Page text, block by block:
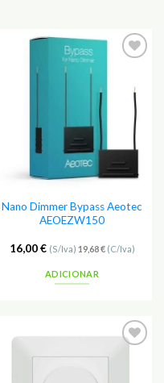
Favoritos
Nano Dimmer Bypass Aeotec
AEOEZW150
16,00€ (S/Iva) 19,68€(C/Iva)
ADICIONAR
Adicionar